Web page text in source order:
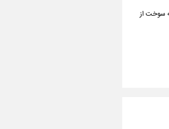
سوخت از